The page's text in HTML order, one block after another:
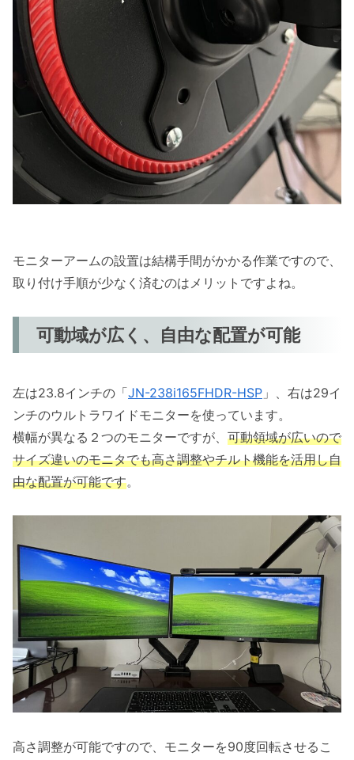
モニターアームの設置は結構手間がかかる作業ですので、
取り付け手順が少なく済むのはメリットですよね。
可動域が広く、自由な配置が可能
左は23.8インチの「JN-238i165FHDR-HSP 」、右は29イ
ンチのウルトラワイドモニターを使っています。
横幅が異なる２つのモニターですが、 可動領域が広いので
サイズ違いのモニタでも高さ調整やチルト機能を活用し自
由な配置が可能です。
高さ調整が可能ですので、モニターを90度回転させるこ